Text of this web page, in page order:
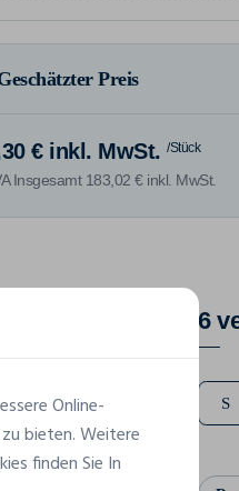
Preis
€ inkl. MwSt. /Stück
Insgesamt 183,02 € inkl. MwSt.
400
6
S
Online-
bieten. Weitere
finden Sie In